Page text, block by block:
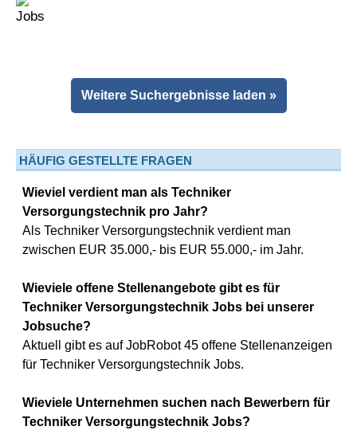
Weitere Suchergebnisse laden »
HÄUFIG GESTELLTE FRAGEN
Wieviel verdient man als Techniker
Versorgungstechnik pro Jahr?
Als Techniker Versorgungstechnik verdient man
zwischen EUR 35.000,- bis EUR 55.000,- im Jahr.
Wieviele offene Stellenangebote gibt es für
Techniker Versorgungstechnik Jobs bei unserer
Jobsuche?
Aktuell gibt es auf JobRobot 45 offene Stellenanzeigen
für Techniker Versorgungstechnik Jobs.
Wieviele Unternehmen suchen nach Bewerbern für
Techniker Versorgungstechnik Jobs?